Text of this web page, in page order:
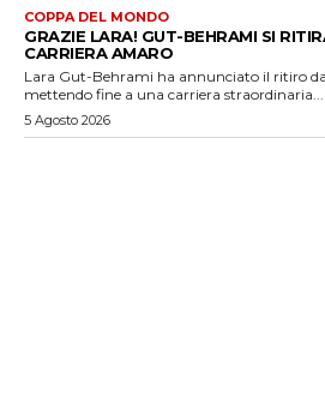
COPPA DEL MONDO
GRAZIE LARA! GUT-BEHRAMI SI
CARRIERA AMARO
Lara Gut-Behrami ha annunciato il ritiro
mettendo fine a una carriera straordinaria...
5 Agosto 2026